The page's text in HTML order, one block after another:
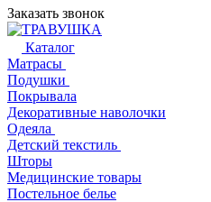
Заказать звонок
Каталог
Матрасы
Подушки
Покрывала
Декоративные наволочки
Одеяла
Детский текстиль
Шторы
Медицинские товары
Постельное белье